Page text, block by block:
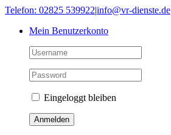
Skip
content
Telefon: 02825 539922|info@vr-dienste.de
Mein Benutzerkonto
Eingeloggt bleiben